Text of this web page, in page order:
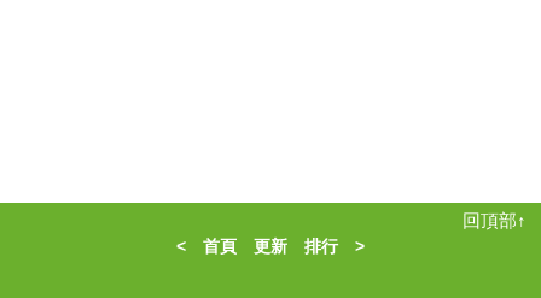
回頂部↑
< 首頁 更新 排行>